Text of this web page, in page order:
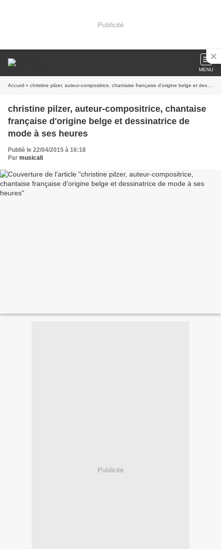
Publicité
MENU
Accueil » christine pilzer, auteur-compositrice, chantaise française d'origine belge et dessinatrice de mode à ses heures
christine pilzer, auteur-compositrice, chantaise
française d'origine belge et dessinatrice de
mode à ses heures
Publié le 22/04/2015 à 16:18
Par musicali
Publicité